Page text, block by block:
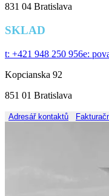
831 04 Bratislava
SKLAD
t: +421 948 250 956e:
Kopcianska 92
851 01 Bratislava
Adresář kontaktů